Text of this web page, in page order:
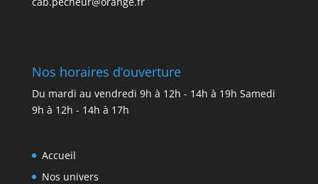
Nos horaires d’ouverture
Du mardi au vendredi 9h à 12h - 14h à 19h Samedi
9h à 12h - 14h à 17h
Accueil
Nos univers